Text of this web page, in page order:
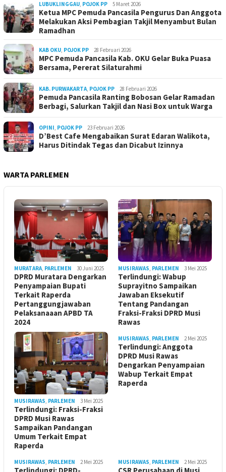
LUBUKLINGGAU, POJOK PP 5 Maret 2026
Ketua MPC Pemuda Pancasila Pengurus Dan Anggota
Melakukan Aksi Pembagian Takjil Menyambut Bulan
Ramadhan
KAB OKU, POJOK PP 28 Februari 2026
MPC Pemuda Pancasila Kab. OKU Gelar Buka Puasa
Bersama, Pererat Silaturahmi
KAB. PURWAKARTA, POJOK PP 28 Februari 2026
Pemuda Pancasila Ranting Bobosan Gelar Ramadan
Berbagi, Salurkan Takjil dan Nasi Box untuk Warga
OPINI, POJOK PP 23 Februari 2026
D’Best Cafe Mengabaikan Surat Edaran Walikota,
Harus Ditindak Tegas dan Dicabut Izinnya
WARTA PARLEMEN
MURATARA, PARLEMEN 30 Juni 2025
DPRD Muratara Dengarkan
Penyampaian Bupati
Terkait Raperda
Pertanggungjawaban
Pelaksanaaan APBD TA
2024
MUSIRAWAS, PARLEMEN 3 Mei 2025
Terlindungi: Wabup
Suprayitno Sampaikan
Jawaban Eksekutif
Tentang Pandangan
Fraksi-Fraksi DPRD Musi
Rawas
MUSIRAWAS, PARLEMEN 3 Mei 2025
Terlindungi: Fraksi-Fraksi
DPRD Musi Rawas
Sampaikan Pandangan
Umum Terkait Empat
Raperda
MUSIRAWAS, PARLEMEN 2 Mei 2025
Terlindungi: Anggota
DPRD Musi Rawas
Dengarkan Penyampaian
Wabup Terkait Empat
Raperda
MUSIRAWAS, PARLEMEN 2 Mei 2025 MUSIRAWAS, PARLEMEN 2 Mei 2025